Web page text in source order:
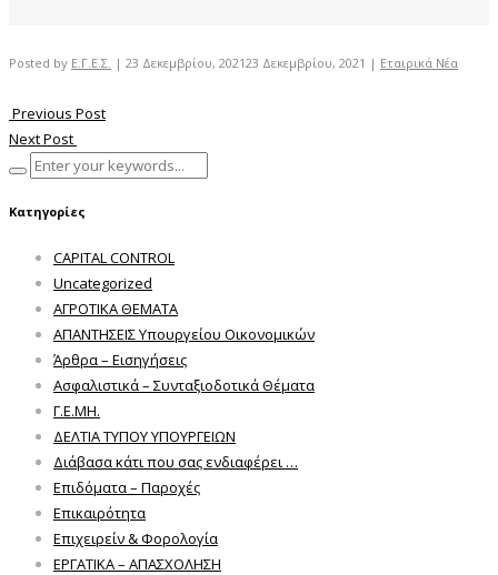
Posted by Ε.Γ.Ε.Σ. | 23 Δεκεμβρίου, 202123 Δεκεμβρίου, 2021 | Εταιρικά Νέα
Previous Post
Next Post
Κατηγορίες
CAPITAL CONTROL
Uncategorized
ΑΓΡΟΤΙΚΑ ΘΕΜΑΤΑ
ΑΠΑΝΤΗΣΕΙΣ Υπουργείου Οικονομικών
Άρθρα – Εισηγήσεις
Ασφαλιστικά – Συνταξιοδοτικά Θέματα
Γ.Ε.ΜΗ.
ΔΕΛΤΙΑ ΤΥΠΟΥ ΥΠΟΥΡΓΕΙΩΝ
Διάβασα κάτι που σας ενδιαφέρει …
Επιδόματα – Παροχές
Επικαιρότητα
Επιχειρείν & Φορολογία
ΕΡΓΑΤΙΚΑ – ΑΠΑΣΧΟΛΗΣΗ